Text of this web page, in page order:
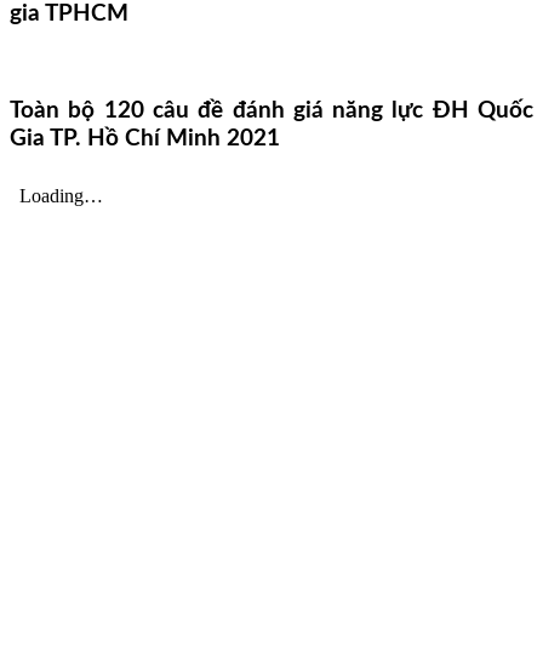
gia TPHCM
Toàn bộ 120 câu đề đánh giá năng lực ĐH Quốc
Gia TP. Hồ Chí Minh 2021